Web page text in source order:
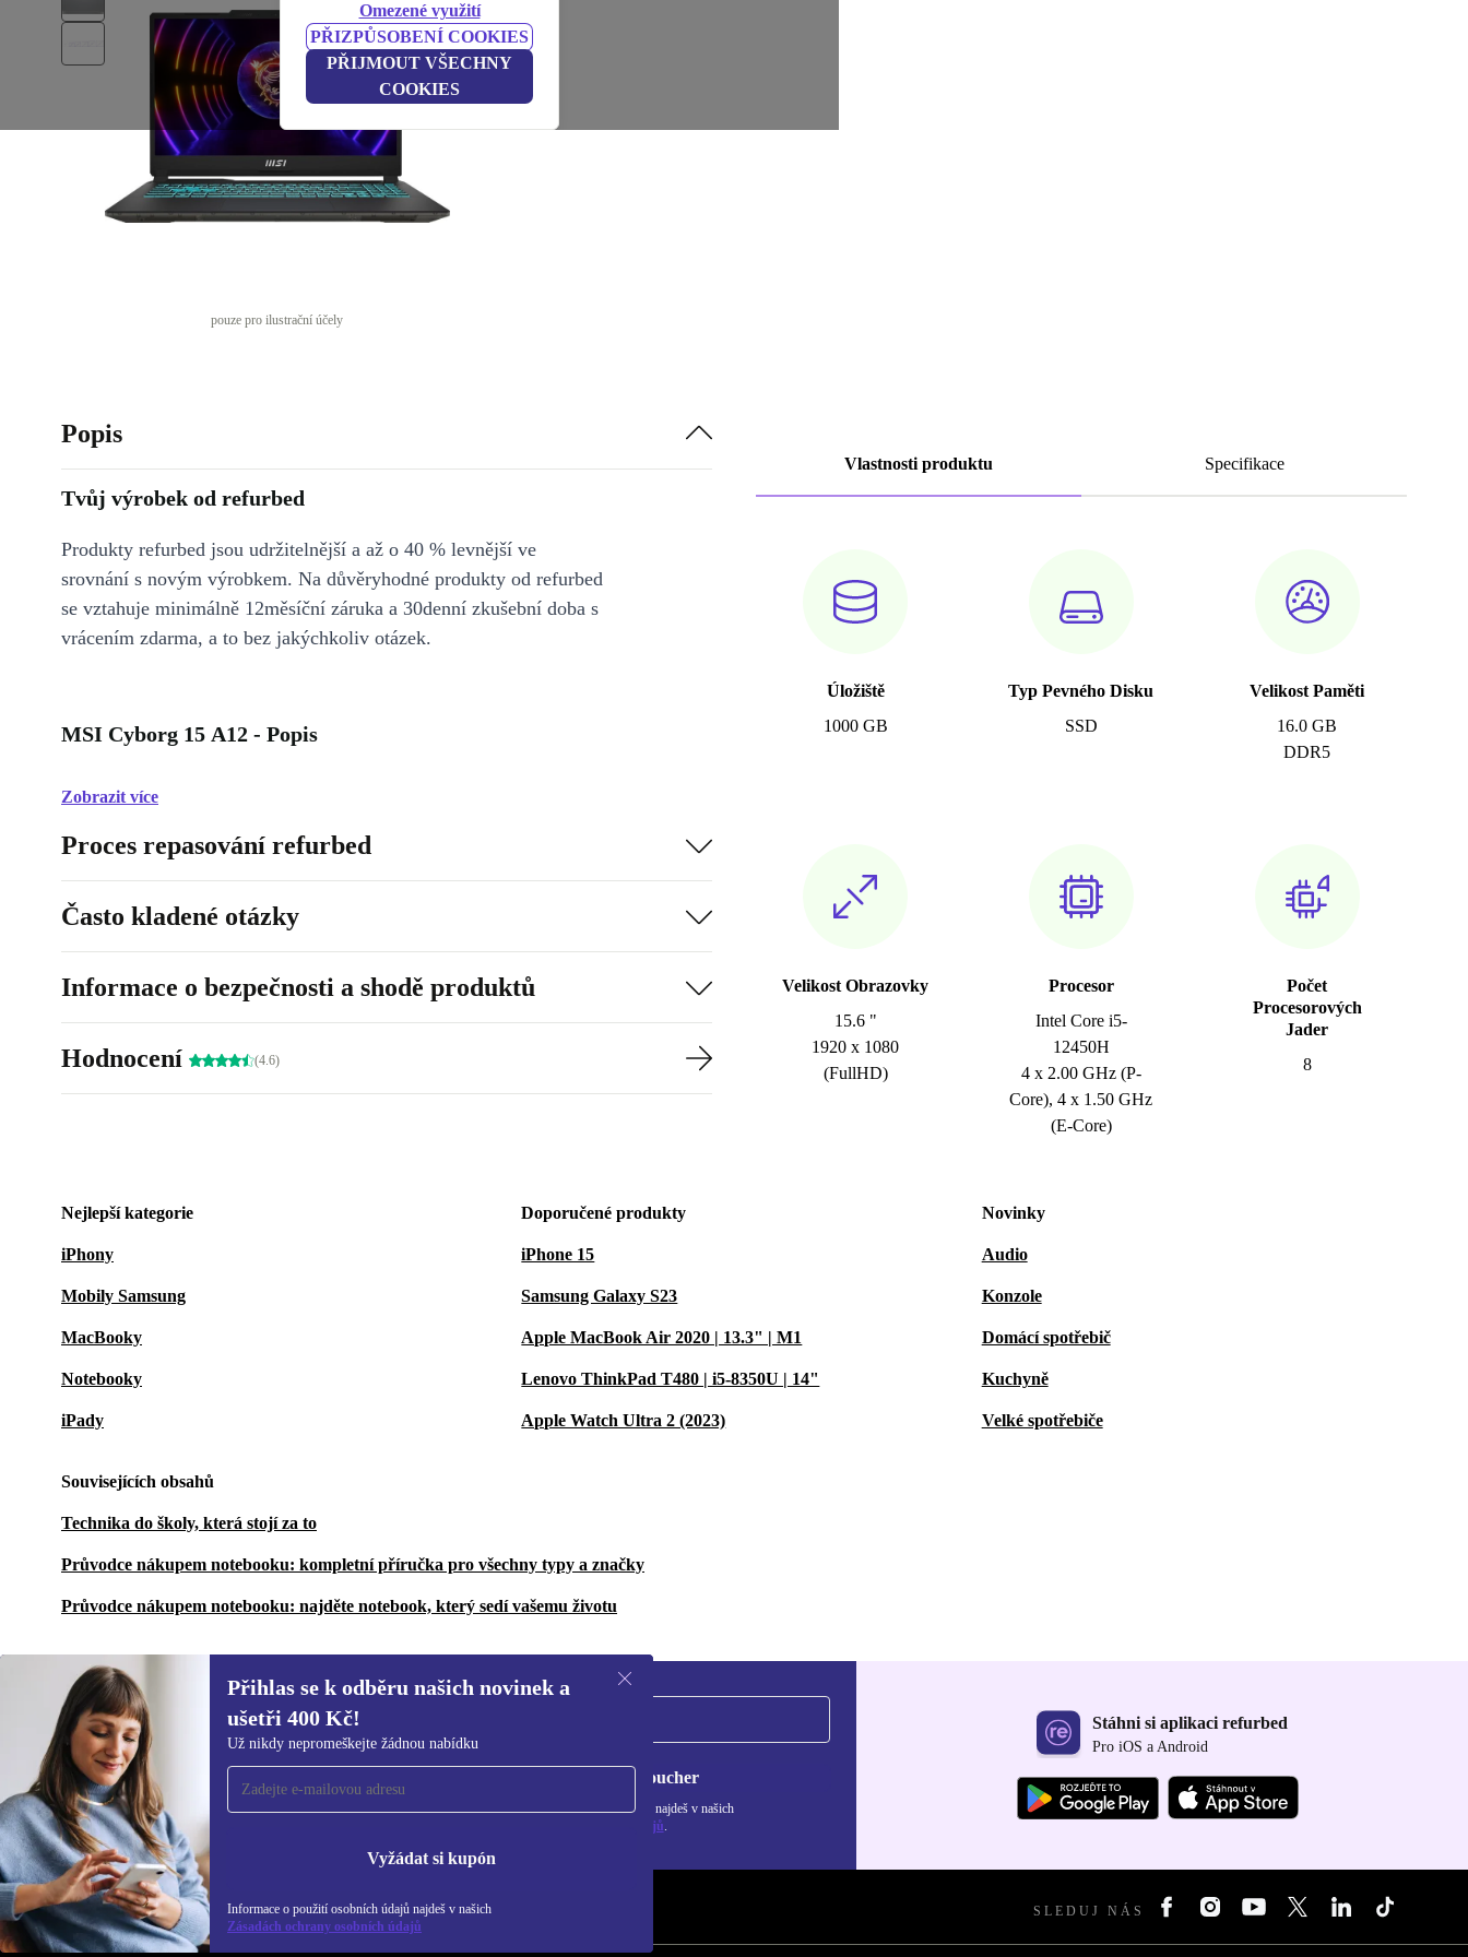
Omezené využití
PŘIZPŮSOBENÍ COOKIES
PŘIJMOUT VŠECHNY
COOKIES
pouze pro ilustrační účely
Vlastnosti produktu Specifikace
Úložiště
1000 GB
Typ Pevného Disku
SSD
Velikost Paměti
16.0 GB
DDR5
Velikost Obrazovky
15.6 "
1920 x 1080
(FullHD)
Procesor
Intel Core i5-
12450H
4 x 2.00 GHz (P-
Core), 4 x 1.50 GHz
(E-Core)
Počet
Procesorových
Jader
8
Popis
Tvůj výrobek od refurbed
Produkty refurbed jsou udržitelnější a až o 40 % levnější ve
srovnání s novým výrobkem. Na důvěryhodné produkty od refurbed
se vztahuje minimálně 12měsíční záruka a 30denní zkušební doba s
vrácením zdarma, a to bez jakýchkoliv otázek.
MSI Cyborg 15 A12 - Popis
Zobrazit více
Proces repasování refurbed
Často kladené otázky
Informace o bezpečnosti a shodě produktů
Hodnocení (4.6)
Nejlepší kategorie
iPhony
Mobily Samsung
MacBooky
Notebooky
iPady
Doporučené produkty
iPhone 15
Samsung Galaxy S23
Apple MacBook Air 2020 | 13.3" | M1
Lenovo ThinkPad T480 | i5-8350U | 14"
Apple Watch Ultra 2 (2023)
Novinky
Audio
Konzole
Domácí spotřebič
Kuchyně
Velké spotřebiče
Souvisejících obsahů
Technika do školy, která stojí za to
Průvodce nákupem notebooku: kompletní příručka pro všechny typy a značky
Průvodce nákupem notebooku: najděte notebook, který sedí vašemu životu
Přihlas se k odběru našich novinek a
ušetři 400 Kč!
Už nikdy nepromeškejte žádnou nabídku
Vyžádat si kupón
Informace o použití osobních údajů najdeš v našich
Zásadách ochrany osobních údajů
Přihlas se k odběru našich novinek a
ušetři 400 Kč!
Už nikdy nepromeškej žádnou nabídku.
Chci voucher
Informace o použití osobních údajů najdeš v našich
Zásadách ochrany osobních údajů.
Stáhni si aplikaci refurbed
Pro iOS a Android
REFURBED ČESKO - RETHINK NEW. SLEDUJ NÁS